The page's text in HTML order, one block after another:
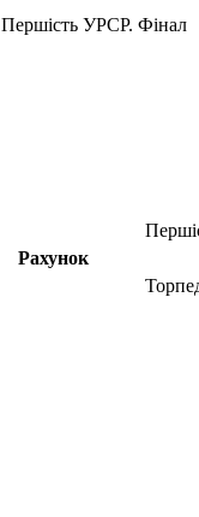
Першість УРСР. Фінал
Рахунок